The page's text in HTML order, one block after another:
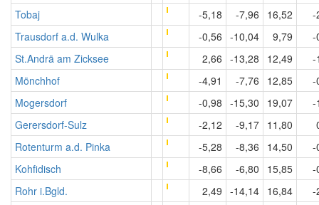
Tobaj
-5,18 -7,96 16,52
-
Trausdorf a.d. Wulka
-0,56 -10,04 9,79
-
St.Andrä am Zicksee
2,66 -13,28 12,49
-
Mönchhof
-4,91 -7,76 12,85
-
Mogersdorf
-0,98 -15,30 19,07
-
Gerersdorf-Sulz
-2,12 -9,17 11,80
Rotenturm a.d. Pinka
-5,28 -8,36 14,50
-
Kohfidisch
-8,66 -6,80 15,85
-
Rohr i.Bgld.
2,49 -14,14 16,84
-